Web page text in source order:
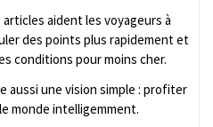
articles aident les voyageurs à
des points plus rapidement et
conditions pour moins cher.
aussi une vision simple : profiter
monde intelligemment.